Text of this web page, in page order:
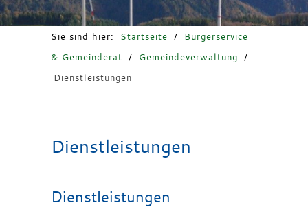
Sie sind hier: Startseite /
Bürgerservice
& Gemeinderat
/ Gemeindeverwaltung
/
Dienstleistungen
Dienstleistungen
Dienstleistungen